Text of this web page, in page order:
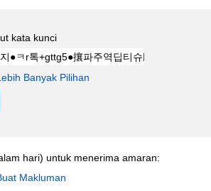
kata kunci
Banyak Pilihan
hari) untuk menerima amaran:
Makluman